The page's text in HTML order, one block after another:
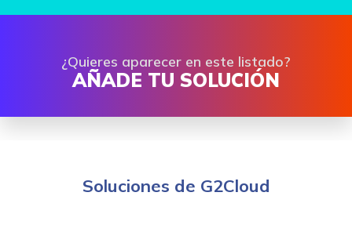
¿Quieres aparecer en este listado?
AÑADE TU SOLUCIÓN
Soluciones de G2Cloud